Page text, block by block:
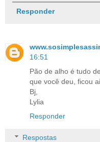
Responder
16:51
Pão de alho é tudo
que você deu, ficou
Bj,
Lylia
Responder
Respostas